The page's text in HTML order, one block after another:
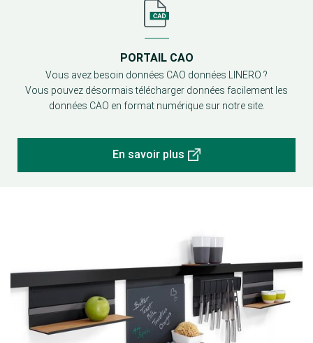
PORTAIL CAO
Vous avez besoin données CAO données LINERO ?
Vous pouvez désormais télécharger données facilement les
données CAO en format numérique sur notre site.
En savoir plus